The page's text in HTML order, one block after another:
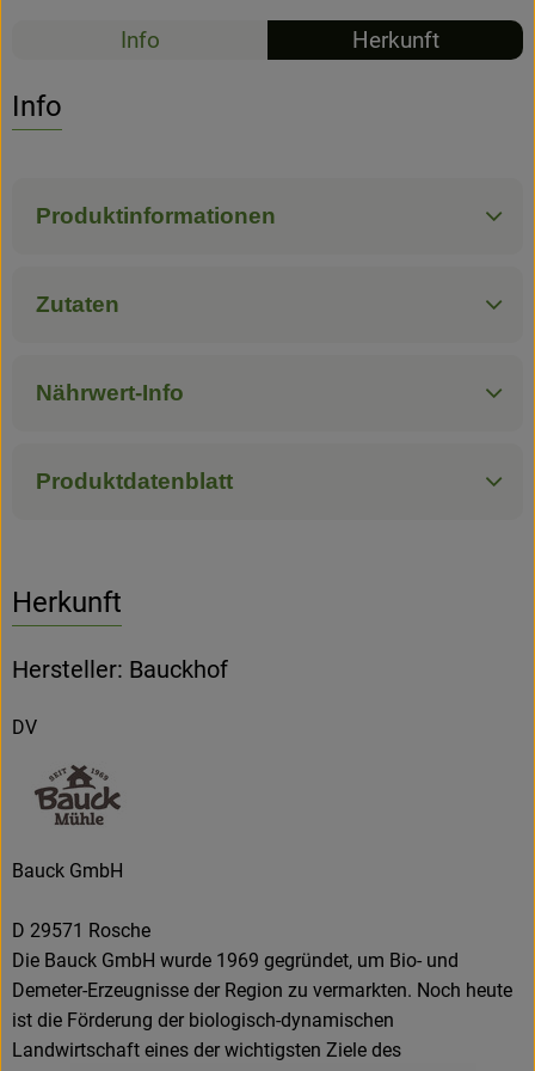
Info Herkunft
Info
Produktinformationen
Zutaten
Nährwert-Info
Produktdatenblatt
Herkunft
Hersteller: Bauckhof
DV
Bauck GmbH
D 29571 Rosche
Die Bauck GmbH wurde 1969 gegründet, um Bio- und
Demeter-Erzeugnisse der Region zu vermarkten. Noch heute
ist die Förderung der biologisch-dynamischen
Landwirtschaft eines der wichtigsten Ziele des